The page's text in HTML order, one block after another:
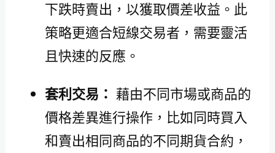
下跌時賣出，以獲取價差收益。此
策略更適合短線交易者，需要靈活
且快速的反應。
套利交易： 藉由不同市場或商品的
價格差異進行操作，比如同時買入
和賣出相同商品的不同期貨合約，